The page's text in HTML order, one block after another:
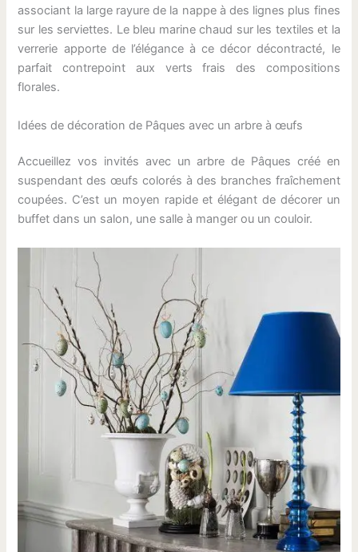
associant la large rayure de la nappe à des lignes plus fines
sur les serviettes. Le bleu marine chaud sur les textiles et la
verrerie apporte de l’élégance à ce décor décontracté, le
parfait contrepoint aux verts frais des compositions
florales.
Idées de décoration de Pâques avec un arbre à œufs
Accueillez vos invités avec un arbre de Pâques créé en
suspendant des œufs colorés à des branches fraîchement
coupées. C’est un moyen rapide et élégant de décorer un
buffet dans un salon, une salle à manger ou un couloir.